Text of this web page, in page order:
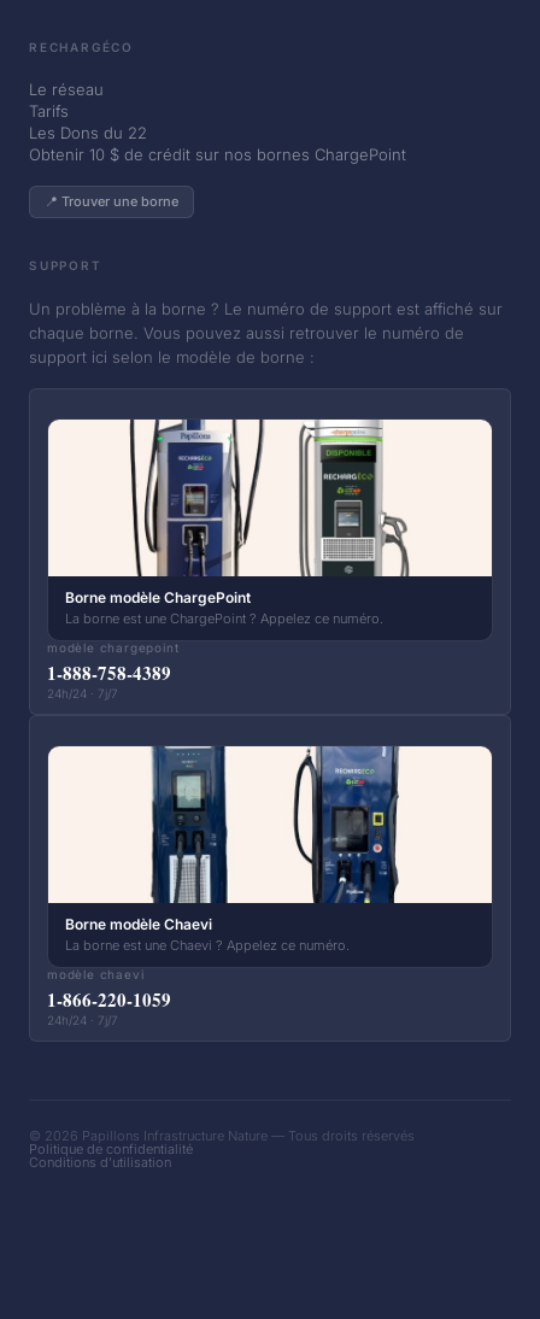
RECHARGÉCO
Le réseau
Tarifs
Les Dons du 22
Obtenir 10 $ de crédit sur nos bornes ChargePoint
📍 Trouver une borne
SUPPORT
Un problème à la borne ? Le numéro de support est affiché sur
chaque borne. Vous pouvez aussi retrouver le numéro de
support ici selon le modèle de borne :
Borne modèle ChargePoint
La borne est une ChargePoint ? Appelez ce numéro.
modèle chargepoint
1-888-758-4389
24h/24 · 7j/7
Borne modèle Chaevi
La borne est une Chaevi ? Appelez ce numéro.
modèle chaevi
1-866-220-1059
24h/24 · 7j/7
© 2026 Papillons Infrastructure Nature — Tous droits réservés
Politique de confidentialité
Conditions d'utilisation